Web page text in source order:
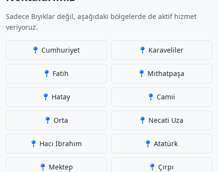
Sadece Bıyıklar değil, aşağıdaki bölgelerde de aktif hizmet
veriyoruz.
Cumhuriyet Karaveliler
Fatih Mithatpaşa
Hatay Camii
Orta Necati Uza
Hacı İbrahim Atatürk
Mektep Çırpı